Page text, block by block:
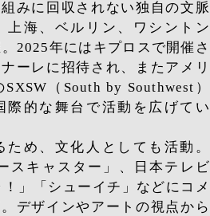
みに回収されない独自の文脈
上海、ベルリン、ワシントン
2025年にはキプロスで開催さ
ーレに招待され、またアメリ
（South by Southwest）
際的な舞台で活動を広げてい
め、文化人としても活動。
スキャスター」、日本テレビ
！」「シューイチ」などにコメ
デザインやアートの視点から